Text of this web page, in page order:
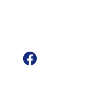
Facebook